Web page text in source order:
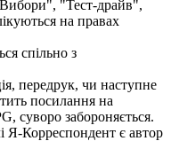
"Тест-драйв",
на правах
спільно з
передрук, чи наступне
посилання на
суворо забороняється.
Я-Корреспондент є автор